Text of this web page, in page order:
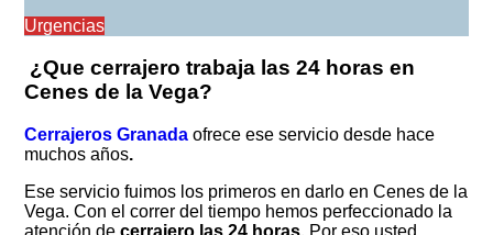
Urgencias
¿Que cerrajero trabaja las 24 horas en
Cenes de la Vega?
Cerrajeros Granada ofrece ese servicio desde hace
muchos años.
Ese servicio fuimos los primeros en darlo en Cenes de la
Vega. Con el correr del tiempo hemos perfeccionado la